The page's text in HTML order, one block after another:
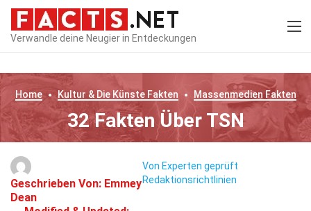
Verwandle deine Neugier in Entdeckungen
Home Kultur & Die KünsteFakten Massenmedien Fakten
32 Fakten Über TSN
Geschrieben Von: Emmey
Dean
Von Experten geprüft
Redaktionsrichtlinien